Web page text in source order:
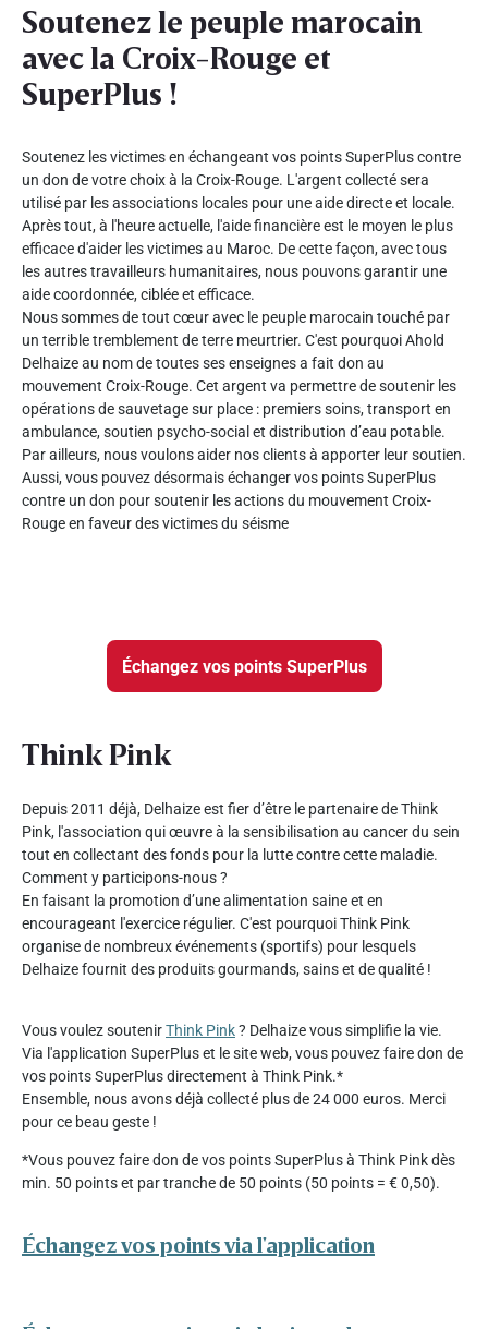
Soutenez le peuple marocain
avec la Croix-Rouge et
SuperPlus !
Soutenez les victimes en échangeant vos points SuperPlus contre
un don de votre choix à la Croix-Rouge. L'argent collecté sera
utilisé par les associations locales pour une aide directe et locale.
Après tout, à l'heure actuelle, l'aide financière est le moyen le plus
efficace d'aider les victimes au Maroc. De cette façon, avec tous
les autres travailleurs humanitaires, nous pouvons garantir une
aide coordonnée, ciblée et efficace.
Nous sommes de tout cœur avec le peuple marocain touché par
un terrible tremblement de terre meurtrier. C'est pourquoi Ahold
Delhaize au nom de toutes ses enseignes a fait don au
mouvement Croix-Rouge. Cet argent va permettre de soutenir les
opérations de sauvetage sur place : premiers soins, transport en
ambulance, soutien psycho-social et distribution d’eau potable.
Par ailleurs, nous voulons aider nos clients à apporter leur soutien.
Aussi, vous pouvez désormais échanger vos points SuperPlus
contre un don pour soutenir les actions du mouvement Croix-
Rouge en faveur des victimes du séisme
Échangez vos points SuperPlus
Think Pink
Depuis 2011 déjà, Delhaize est fier d’être le partenaire de Think
Pink, l'association qui œuvre à la sensibilisation au cancer du sein
tout en collectant des fonds pour la lutte contre cette maladie.
Comment y participons-nous ?
En faisant la promotion d’une alimentation saine et en
encourageant l'exercice régulier. C'est pourquoi Think Pink
organise de nombreux événements (sportifs) pour lesquels
Delhaize fournit des produits gourmands, sains et de qualité !
Vous voulez soutenirThink Pink? Delhaize vous simplifie la vie.
Via l'application SuperPlus et le site web, vous pouvez faire don de
vos points SuperPlus directement à Think Pink.*
Ensemble, nous avons déjà collecté plus de 24 000 euros. Merci
pour ce beau geste !
*Vous pouvez faire don de vos points SuperPlus à Think Pink dès
min. 50 points et par tranche de 50 points (50 points = € 0,50).
Échangez vos points via l'application